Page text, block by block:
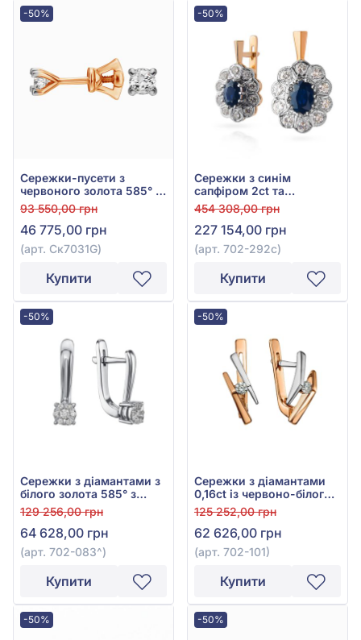
-50%
Сережки-пусети з
червоного золота 585° з
діамантами 0,36ct, арт.
Ск7031G
93 550,00 грн
46 775,00 грн
(арт. Ск7031G)
Купити
-50%
Сережки з синім
сапфіром 2ct та
діамантами 0,61ct із
червоно-білого золота
585°, арт. 702-292с
454 308,00 грн
227 154,00 грн
(арт. 702-292с)
Купити
-50%
Сережки з діамантами з
білого золота 585° з
діамантом 0,16ct, арт.
702-083
129 256,00 грн
64 628,00 грн
(арт. 702-083^)
Купити
-50%
Сережки з діамантами
0,16ct із червоно-білого
золота 585°, арт. 702-101
125 252,00 грн
62 626,00 грн
(арт. 702-101)
Купити
-50% -50%